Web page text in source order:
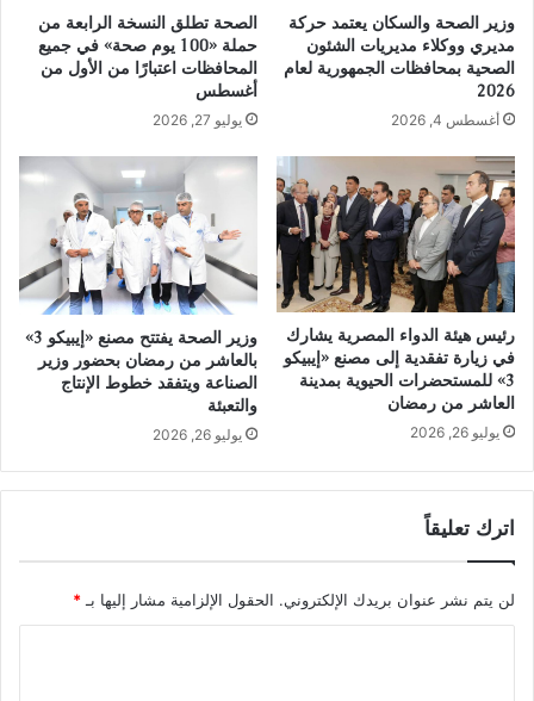
وزير الصحة والسكان يعتمد حركة
مديري ووكلاء مديريات الشئون
الصحية بمحافظات الجمهورية لعام
2026
أغسطس 4, 2026
الصحة تطلق النسخة الرابعة من
حملة «100 يوم صحة» في جميع
المحافظات اعتبارًا من الأول من
أغسطس
يوليو 27, 2026
رئيس هيئة الدواء المصرية يشارك
في زيارة تفقدية إلى مصنع «إيبيكو
3» للمستحضرات الحيوية بمدينة
العاشر من رمضان
يوليو 26, 2026
وزير الصحة يفتتح مصنع «إيبيكو 3»
بالعاشر من رمضان بحضور وزير
الصناعة ويتفقد خطوط الإنتاج
والتعبئة
يوليو 26, 2026
اترك تعليقاً
لن يتم نشر عنوان بريدك الإلكتروني. الحقول الإلزامية مشار إليها بـ *